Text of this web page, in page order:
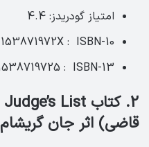
امتیاز گودریدز: ‏4.4
ISBN-10 ‏ : ‎ 153871972X
ISBN-13 ‏ : ‎ 978-1538719725
قاضی) اثر جان گریشام